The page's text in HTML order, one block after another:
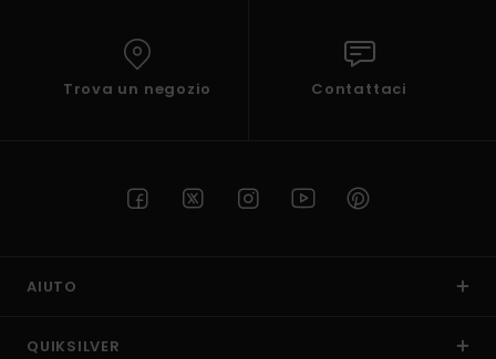
Trova un negozio Contattaci
AIUTO
QUIKSILVER